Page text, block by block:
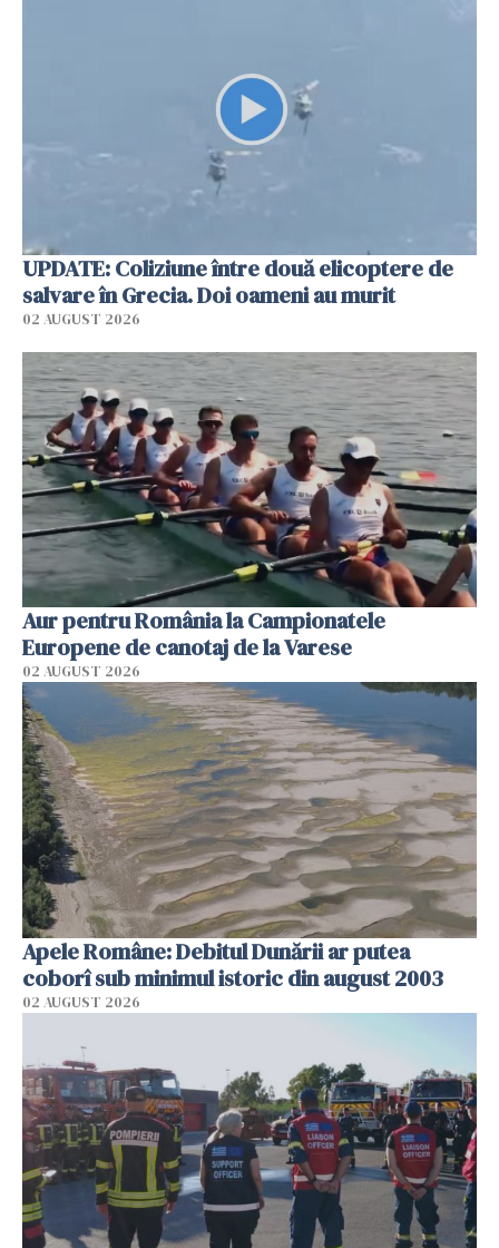
UPDATE: Coliziune între două elicoptere de
salvare în Grecia. Doi oameni au murit
02 AUGUST 2026
Aur pentru România la Campionatele
Europene de canotaj de la Varese
02 AUGUST 2026
Apele Române: Debitul Dunării ar putea
coborî sub minimul istoric din august 2003
02 AUGUST 2026